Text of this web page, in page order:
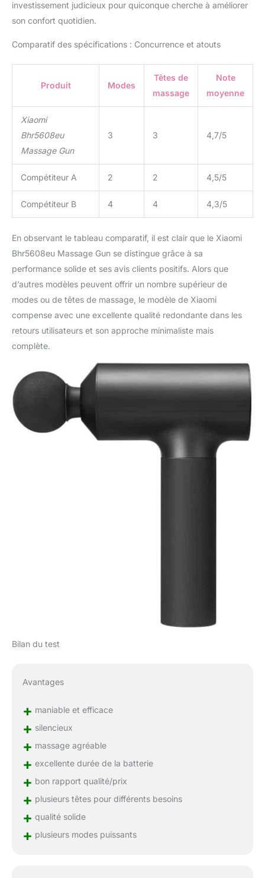
investissement judicieux pour quiconque cherche à améliorer
son confort quotidien.
Comparatif des spécifications : Concurrence et atouts
Produit Modes
Têtes de
massage
Note
moyenne
Xiaomi
Bhr5608eu
Massage Gun
3 3 4,7/5
Compétiteur A 2 2 4,5/5
Compétiteur B 4 4 4,3/5
En observant le tableau comparatif, il est clair que le Xiaomi
Bhr5608eu Massage Gun se distingue grâce à sa
performance solide et ses avis clients positifs. Alors que
d’autres modèles peuvent offrir un nombre supérieur de
modes ou de têtes de massage, le modèle de Xiaomi
compense avec une excellente qualité redondante dans les
retours utilisateurs et son approche minimaliste mais
complète.
Bilan du test
Avantages
+ maniable et efficace
+ silencieux
+ massage agréable
+ excellente durée de la batterie
+ bon rapport qualité/prix
+ plusieurs têtes pour différents besoins
+ qualité solide
+ plusieurs modes puissants